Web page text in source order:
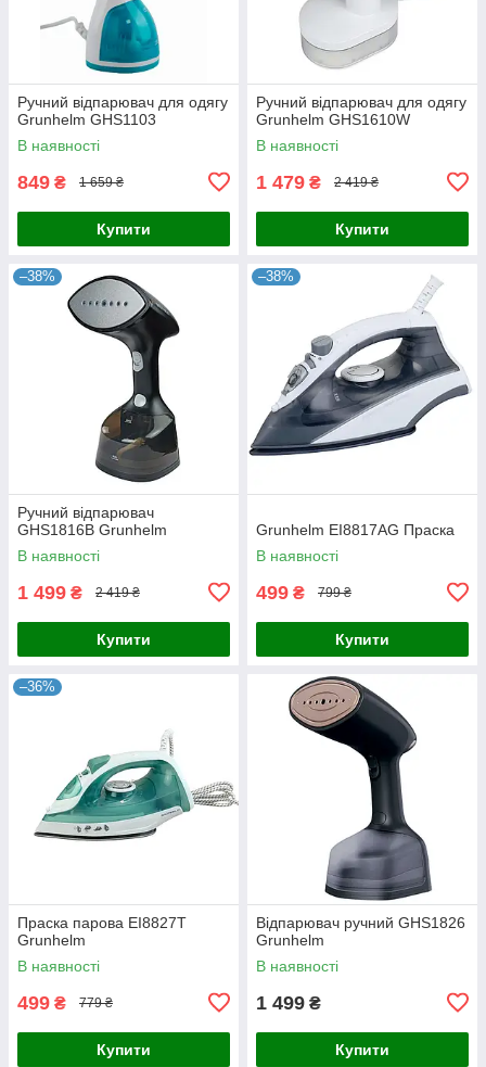
Ручний відпарювач для одягу
Grunhelm GHS1103
В наявності
849 ₴ 1 659 ₴
Купити
Ручний відпарювач для одягу
Grunhelm GHS1610W
В наявності
1 479 ₴ 2 419 ₴
Купити
–38%
Ручний відпарювач
GHS1816B Grunhelm
В наявності
1 499 ₴ 2 419 ₴
Купити
–38%
Grunhelm EI8817AG Праска
В наявності
499 ₴ 799 ₴
Купити
–36%
Праска парова EI8827T
Grunhelm
В наявності
499 ₴ 779 ₴
Купити
Відпарювач ручний GHS1826
Grunhelm
В наявності
1 499 ₴
Купити